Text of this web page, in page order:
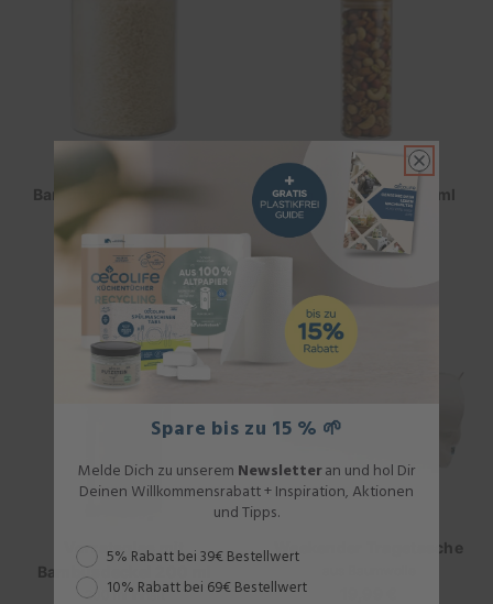
Bambusdeckel 1000 ml
ab
Preis
6,99 €
Vorratsglas mit
Bambusdeckel 400 ml
400 ml Inhalt
ab
Regulärer
4,99 €
Vorratsglas mit
Bambusdeckel 200 ml
200 ml Inhalt
Weekender Tragetasche
Spare bis zu 15 % 🌱
Melde Dich zu unserem Newsletter an und hol Dir
Deinen Willkommensrabatt + Inspiration, Aktionen
und Tipps.
Rabattstaffel
5% Rabatt bei 39€ Bestellwert
10% Rabatt bei 69€ Bestellwert